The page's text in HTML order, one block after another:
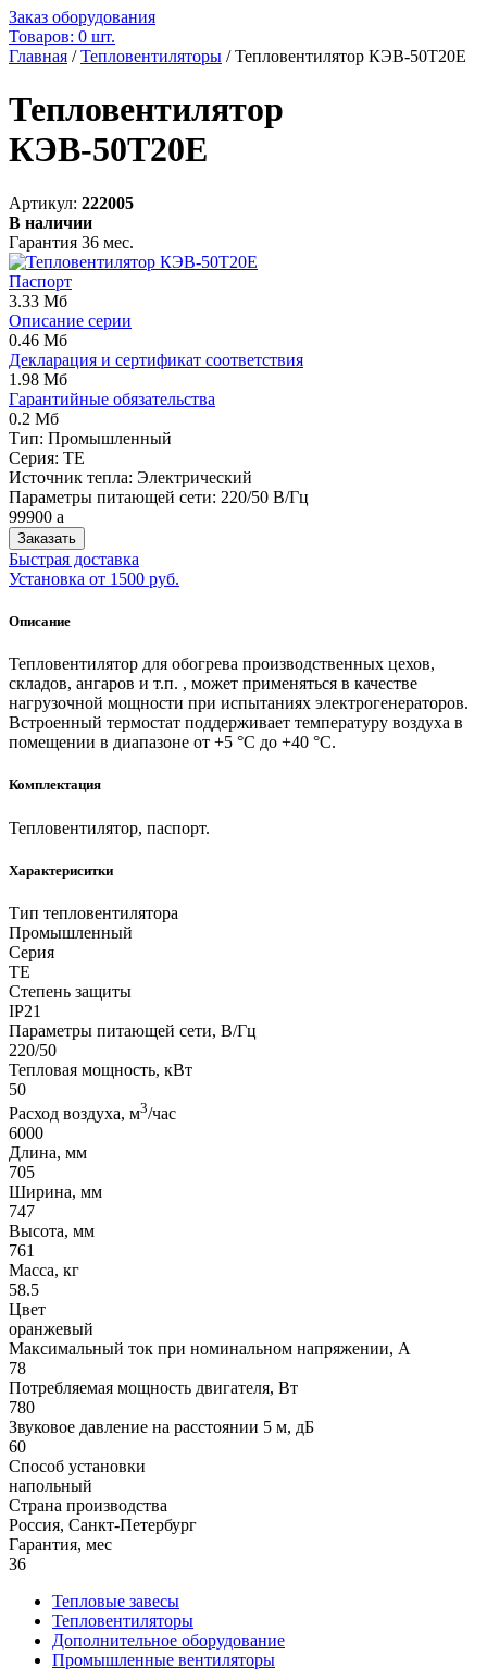
Заказ оборудования
Товаров: 0 шт.
Главная /Тепловентиляторы /Тепловентилятор КЭВ-50Т20Е
Тепловентилятор
КЭВ-50Т20Е
Артикул: 222005
В наличии
Гарантия 36 мес.
Паспорт
3.33 Мб
Описание серии
0.46 Мб
Декларация и сертификат соответствия
1.98 Мб
Гарантийные обязательства
0.2 Мб
Тип: Промышленный
Серия: TE
Источник тепла: Электрический
Параметры питающей сети: 220/50 В/Гц
99900 a
Заказать
Быстрая доставка
Установка от 1500 руб.
Описание
Тепловентилятор для обогрева производственных цехов,
складов, ангаров и т.п. , может применяться в качестве
нагрузочной мощности при испытаниях электрогенераторов.
Встроенный термостат поддерживает температуру воздуха в
помещении в диапазоне от +5 °С до +40 °С.
Комплектация
Тепловентилятор, паспорт.
Характериситки
Тип тепловентилятора
Промышленный
Серия
TE
Степень защиты
IP21
Параметры питающей сети, В/Гц
220/50
Тепловая мощность, кВт
50
Расход воздуха, м3/час
6000
Длина, мм
705
Ширина, мм
747
Высота, мм
761
Масса, кг
58.5
Цвет
оранжевый
Максимальный ток при номинальном напряжении, A
78
Потребляемая мощность двигателя, Вт
780
Звуковое давление на расстоянии 5 м, дБ
60
Способ установки
напольный
Страна производства
Россия, Санкт-Петербург
Гарантия, мес
36
Тепловые завесы
Тепловентиляторы
Дополнительное оборудование
Промышленные вентиляторы